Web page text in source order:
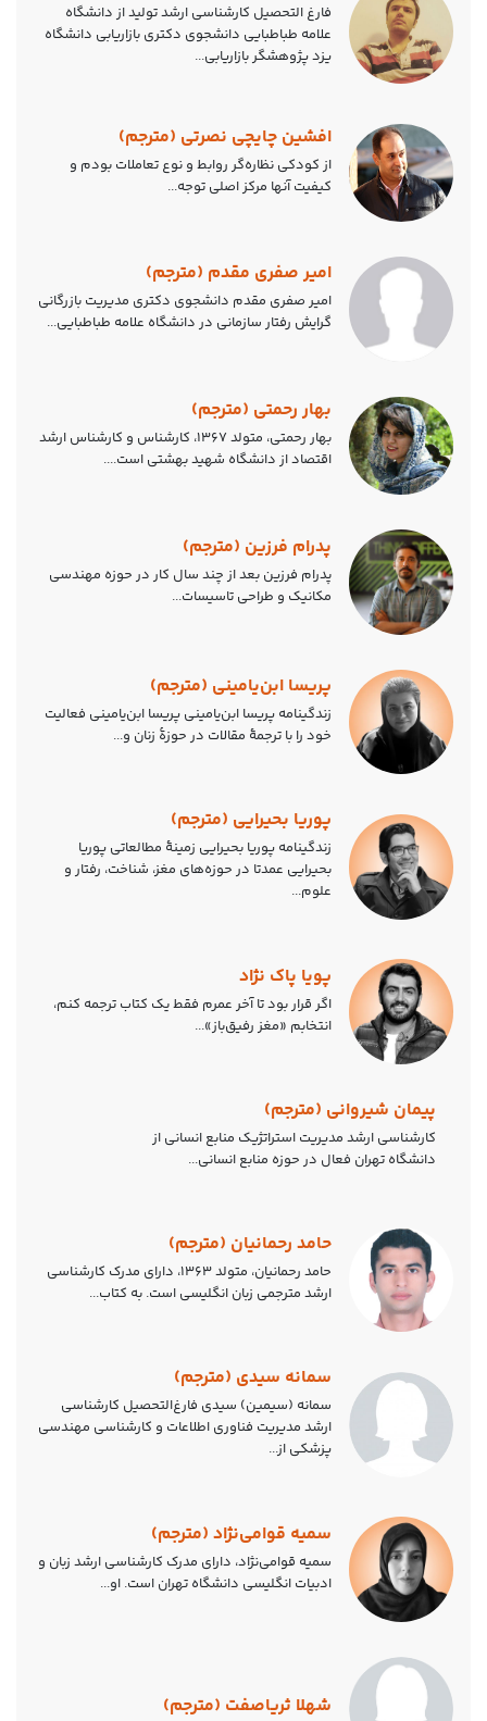
فارغ التحصیل کارشناسی ارشد تولید از دانشگاه
علامه طباطبایی دانشجوی دکتری بازاریابی دانشگاه
یزد پژوهشگر‌ بازاریابی...
افشین چایچی نصرتی (مترجم)
از کودکی نظاره‌گر روابط و نوع تعاملات بودم و
کیفیت آنها مرکز اصلی توجه...
امیر صفری مقدم (مترجم)
امیر صفری مقدم دانشجوی دکتری مدیریت بازرگانی
گرایش رفتار سازمانی در دانشگاه علامه طباطبایی...
بهار رحمتی (مترجم)
بهار رحمتی، متولد 1367، کارشناس و کارشناس ارشد
اقتصاد از دانشگاه شهید بهشتی است....
پدرام فرزین (مترجم)
پدرام فرزین بعد از چند سال کار در حوزه مهندسی
مکانیک و طراحی تاسیسات...
پریسا ابن‌یامینی (مترجم)
زندگینامه پریسا ابن‌یامینی پریسا ابن‌یامینی فعالیت
خود را با ترجمهٔ مقالات در حوزهٔ زنان و...
پوریا بحیرایی (مترجم)
زندگینامه پوریا بحیرایی زمینۀ مطالعاتی پوریا
بحیرایی عمدتا در حوزه‌های مغز، شناخت، رفتار و
علوم...
پویا پاک نژاد
اگر قرار بود تا آخر عمرم فقط یک کتاب ترجمه کنم،
انتخابم «مغز رفیق‌باز»...
پیمان شیروانی (مترجم)
کارشناسی ارشد مدیریت استراتژیک منابع انسانی از
دانشگاه تهران فعال در حوزه منابع انسانی...
حامد رحمانیان (مترجم)
حامد رحمانیان، متولد ۱۳۶۳، دارای مدرک کارشناسی
ارشد مترجمی زبان انگلیسی است. به کتاب...
سمانه سیدی (مترجم)
سمانه (سیمین) سیدی فارغ‌التحصیل کارشناسی
ارشد مدیریت فناوری اطلاعات و کارشناسی مهندسی
پزشکی از...
سمیه قوامی‌نژاد (مترجم)
سمیه قوامی‌نژاد، دارای مدرک کارشناسی ارشد زبان و
ادبیات انگلیسی دانشگاه تهران است. او...
شهلا ثریاصفت (مترجم)